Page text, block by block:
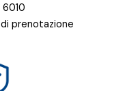
6010
prenotazione